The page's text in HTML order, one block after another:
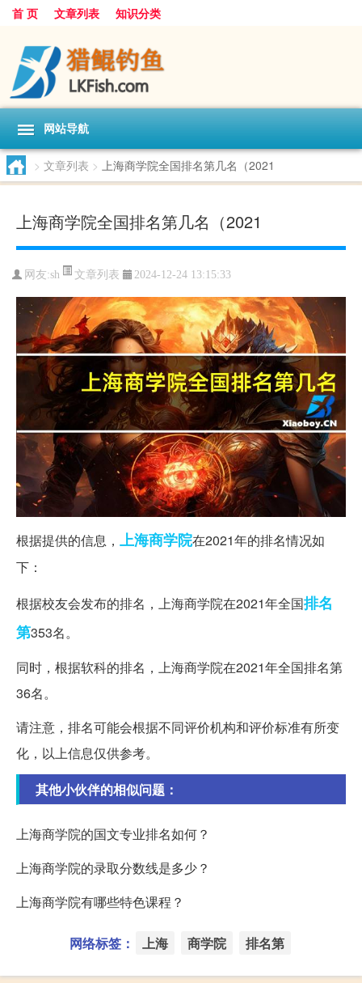
首 页 文章列表 知识分类
网站导航
> 文章列表 > 上海商学院全国排名第几名（2021
上海商学院全国排名第几名（2021
网友:sh 文章列表 2024-12-24 13:15:33
根据提供的信息， 上海商学院在2021年的排名情况如
下：
根据校友会发布的排名，上海商学院在2021年全国排名
第353名。
同时，根据软科的排名，上海商学院在2021年全国排名第
36名。
请注意，排名可能会根据不同评价机构和评价标准有所变
化，以上信息仅供参考。
其他小伙伴的相似问题：
上海商学院的国文专业排名如何？
上海商学院的录取分数线是多少？
上海商学院有哪些特色课程？
网络标签： 上海 商学院 排名第